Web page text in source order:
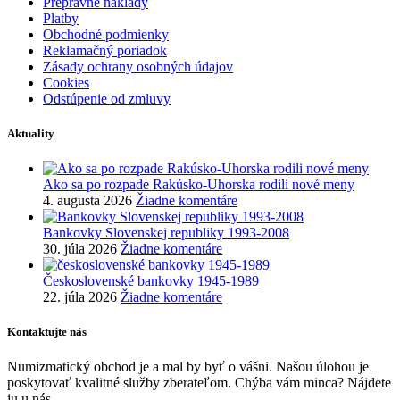
Platby
Obchodné podmienky
Reklamačný poriadok
Zásady ochrany osobných údajov
Cookies
Odstúpenie od zmluvy
Aktuality
Ako sa po rozpade Rakúsko-Uhorska rodili nové meny
4. augusta 2026 Žiadne komentáre
Bankovky Slovenskej republiky 1993-2008
30. júla 2026 Žiadne komentáre
Československé bankovky 1945-1989
22. júla 2026 Žiadne komentáre
Kontaktujte nás
Numizmatický obchod je a mal by byť o vášni. Našou úlohou je
poskytovať kvalitné služby zberateľom. Chýba vám minca? Nájdete